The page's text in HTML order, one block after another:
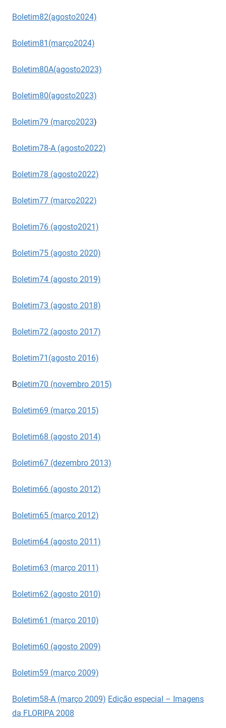
Boletim82(agosto2024)
Boletim81(março2024)
Boletim80A(agosto2023)
Boletim80(agosto2023)
Boletim79 (março2023)
Boletim78-A (agosto2022)
Boletim78 (agosto2022)
Boletim77 (março2022)
Boletim76 (agosto2021)
Boletim75 (agosto 2020)
Boletim74 (agosto 2019)
Boletim73 (agosto 2018)
Boletim72 (agosto 2017)
Boletim71(agosto 2016)
Boletim70 (novembro 2015)
Boletim69 (março 2015)
Boletim68 (agosto 2014)
Boletim67 (dezembro 2013)
Boletim66 (agosto 2012)
Boletim65 (março 2012)
Boletim64 (agosto 2011)
Boletim63 (março 2011)
Boletim62 (agosto 2010)
Boletim61 (março 2010)
Boletim60 (agosto 2009)
Boletim59 (março 2009)
Boletim58-A (março 2009) Edição especial – Imagens
da FLORIPA 2008